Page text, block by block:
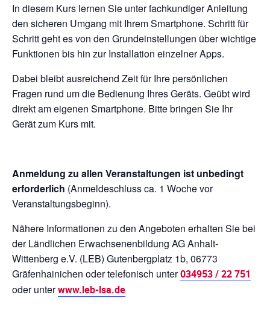
In diesem Kurs lernen Sie unter fachkundiger Anleitung
den sicheren Umgang mit Ihrem Smartphone. Schritt für
Schritt geht es von den Grundeinstellungen über wichtige
Funktionen bis hin zur Installation einzelner Apps.
Dabei bleibt ausreichend Zeit für Ihre persönlichen
Fragen rund um die Bedienung Ihres Geräts. Geübt wird
direkt am eigenen Smartphone. Bitte bringen Sie Ihr
Gerät zum Kurs mit.
Anmeldung zu allen Veranstaltungen ist unbedingt
erforderlich (Anmeldeschluss ca. 1 Woche vor
Veranstaltungsbeginn).
Nähere Informationen zu den Angeboten erhalten Sie bei
der Ländlichen Erwachsenenbildung AG Anhalt-
Wittenberg e.V. (LEB) Gutenbergplatz 1b, 06773
Gräfenhainichen oder telefonisch unter034953 / 22 751
oder unterwww.leb-lsa.de